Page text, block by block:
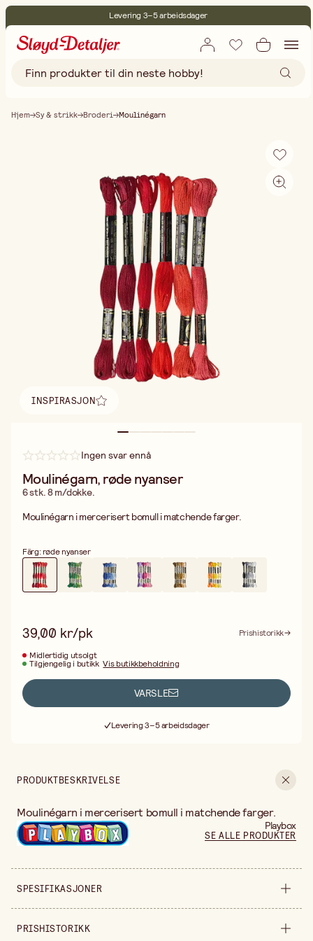
Levering 3–5 arbeidsdager
Fri frakt ved kjøp over 499:-
Hjem Sy & strikk Broderi Moulinégarn
INSPIRASJON
Finn inspirasjon
Ingen svar ennå
Moulinégarn, røde nyanser
6 stk. 8 m/dokke.
Moulinégarn i mercerisert bomull i matchende farger.
Färg: røde nyanser
39,00 kr/pk
Prishistorikk
Midlertidig utsolgt
Tilgjengelig i butikk Vis butikkbeholdning
VARSLE
Levering 3–5 arbeidsdager
PRODUKTBESKRIVELSE
Moulinégarn i mercerisert bomull i matchende farger.
Playbox
SE ALLE PRODUKTER
SPESIFIKASJONER
Egenskap Fargenr: 321, 666, 815, 3832,
777, 350.
PRISHISTORIKK